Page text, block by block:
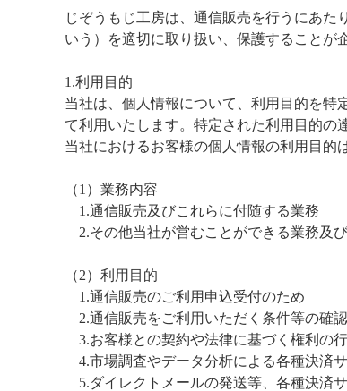
じぞうもじ工房は、通信販売を行うにあた
いう）を適切に取り扱い、保護することが
1.利用目的
当社は、個人情報について、利用目的を特
て利用いたします。特定された利用目的の
当社におけるお客様の個人情報の利用目的
（1）業務内容
1.通信販売及びこれらに付随する業務
2.その他当社が営むことができる業務及
（2）利用目的
1.通信販売のご利用申込受付のため
2.通信販売をご利用いただく条件等の確
3.お客様との契約や法律に基づく権利の
4.市場調査やデータ分析による各種決済
5.ダイレクトメールの発送等、各種決済